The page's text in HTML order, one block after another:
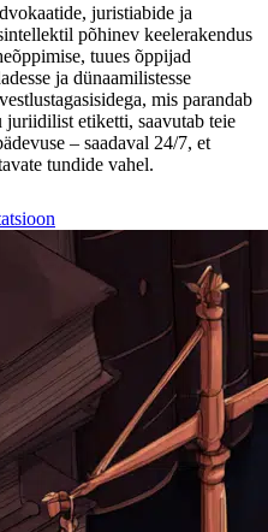
juristiabide ja
põhinev keelerakendus
tuues õppijad
ja dünaamilistesse
mis parandab
etiketti, saavutab teie
– saadaval 24/7, et
tundide vahel.